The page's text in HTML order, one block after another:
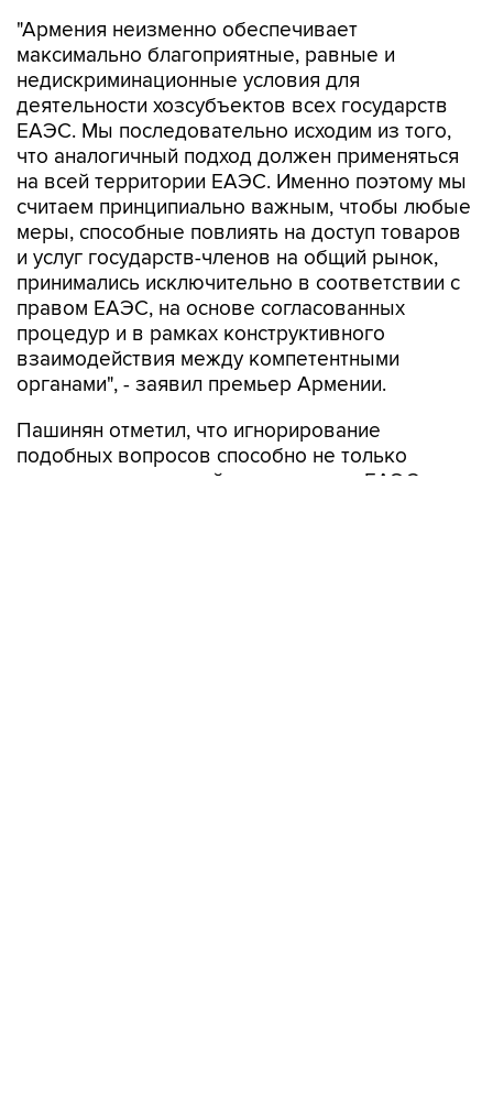
"Армения неизменно обеспечивает
максимально благоприятные, равные и
недискриминационные условия для
деятельности хозсубъектов всех государств
ЕАЭС. Мы последовательно исходим из того,
что аналогичный подход должен применяться
на всей территории ЕАЭС. Именно поэтому мы
считаем принципиально важным, чтобы любые
меры, способные повлиять на доступ товаров
и услуг государств-членов на общий рынок,
принимались исключительно в соответствии с
правом ЕАЭС, на основе согласованных
процедур и в рамках конструктивного
взаимодействия между компетентными
органами", - заявил премьер Армении.
Пашинян отметил, что игнорирование
подобных вопросов способно не только
затормозить дальнейшее развитие ЕАЭС, но и